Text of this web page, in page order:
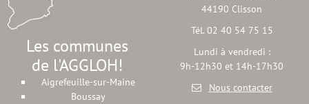
Les communes
de l'AGGLOH!
Aigrefeuille-sur-Maine
Boussay
44190 Clisson
Tél. 02 40 54 75 15
Lundi à vendredi :
9h-12h30 et 14h-17h30
Nous contacter